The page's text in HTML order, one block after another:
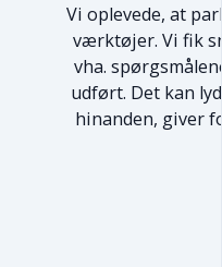
Vi oplevede, at
værktøjer. Vi fik
vha.
udført. Det kan
hinanden, giver